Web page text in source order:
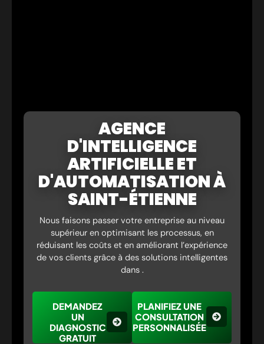
AGENCE
D'INTELLIGENCE
ARTIFICIELLE ET
D'AUTOMATISATION À
SAINT-ÉTIENNE
Nous faisons passer votre entreprise au niveau
supérieur en optimisant les processus, en
réduisant les coûts et en améliorant l’expérience
de vos clients grâce à des solutions intelligentes
dans .
DEMANDEZ
UN
DIAGNOSTIC
GRATUIT
PLANIFIEZ UNE
CONSULTATION
PERSONNALISÉE